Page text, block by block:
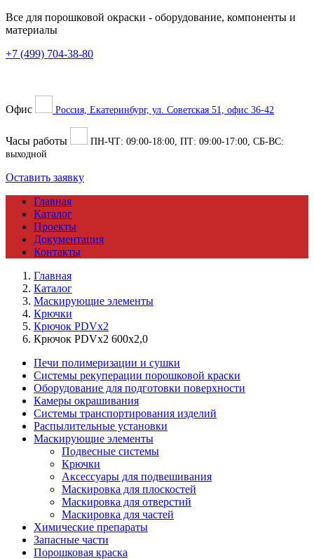
Все для порошковой окраски - оборудование, компоненты и
материалы
+7 (499) 704-38-80
Офис Россия, Екатеринбург, ул. Советская 51, офис 36-42
Часы работы ПН-ЧТ: 09:00-18:00 , ПТ: 09:00-17:00 , СБ-ВС:
выходной
Оставить заявку
Главная
Каталог
Проекты
Документация
Контакты
Главная
Каталог
Маскирующие элементы
Крючки
Крючок PDVx2
Крючок PDVx2 600x2,0
Печи полимеризации и сушки
Системы рекуперации порошковой краски
Оборудование для подготовки поверхности
Камеры окрашивания
Системы транспортирования изделий
Распылительные установки
Маскирующие элементы
Подвесные системы
Крючки
Аксессуары для подвешивания
Маскировка для плоскостей
Маскировка для отверстий
Маскировка для частей
Химические препараты
Запасные части
Порошковая краска